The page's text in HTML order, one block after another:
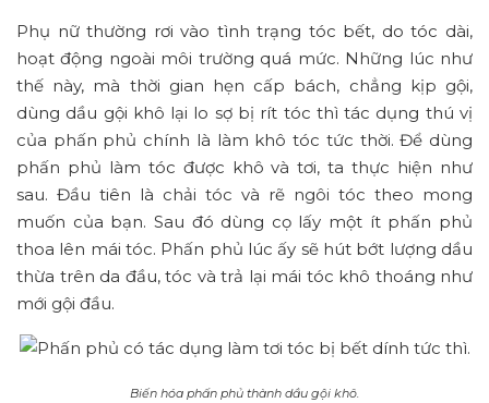
Phụ nữ thường rơi vào tình trạng tóc bết, do tóc dài,
hoạt động ngoài môi trường quá mức. Những lúc như
thế này, mà thời gian hẹn cấp bách, chẳng kịp gội,
dùng dầu gội khô lại lo sợ bị rít tóc thì tác dụng thú vị
của phấn phủ chính là làm khô tóc tức thời. Để dùng
phấn phủ làm tóc được khô và tơi, ta thực hiện như
sau. Đầu tiên là chải tóc và rẽ ngôi tóc theo mong
muốn của bạn. Sau đó dùng cọ lấy một ít phấn phủ
thoa lên mái tóc. Phấn phủ lúc ấy sẽ hút bớt lượng dầu
thừa trên da đầu, tóc và trả lại mái tóc khô thoáng như
mới gội đầu.
Biến hóa phấn phủ thành dầu gội khô.